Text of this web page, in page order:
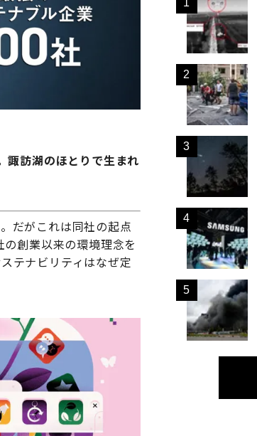
諏訪湖のほとりで生まれ
だがこれは同社の起点
創業以来の環境理念を
テナビリティはなぜ定